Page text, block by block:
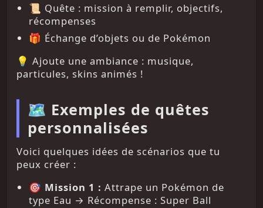
📜 Quête : mission à remplir, objectifs,
récompenses
🎁 Échange d’objets ou de Pokémon
💡 Ajoute une ambiance : musique,
particules, skins animés !
🗺️ Exemples de quêtes
personnalisées
Voici quelques idées de scénarios que tu
peux créer :
🎯 Mission 1 : Attrape un Pokémon de
type Eau → Récompense : Super Ball